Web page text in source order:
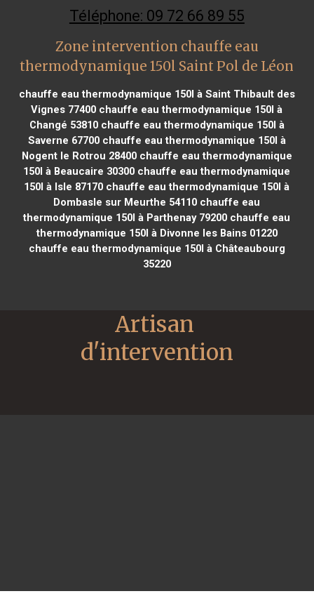
Téléphone: 09 72 66 89 55
Zone intervention chauffe eau
thermodynamique 150l Saint Pol de Léon
chauffe eau thermodynamique 150l à Saint Thibault des
Vignes 77400 chauffe eau thermodynamique 150l à
Changé 53810chauffe eau thermodynamique 150l à
Saverne 67700chauffe eau thermodynamique 150l à
Nogent le Rotrou 28400chauffe eau thermodynamique
150l à Beaucaire 30300 chauffe eau thermodynamique
150l à Isle 87170 chauffe eau thermodynamique 150l à
Dombasle sur Meurthe 54110 chauffe eau
thermodynamique 150l à Parthenay 79200 chauffe eau
thermodynamique 150l à Divonne les Bains 01220
chauffe eau thermodynamique 150l à Châteaubourg
35220
Artisan
d'intervention